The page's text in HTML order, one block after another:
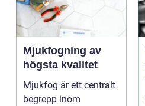
Mjukfogning av
högsta kvalitet
Mjukfog är ett centralt
begrepp inom